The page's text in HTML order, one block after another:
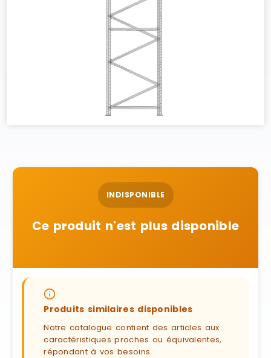
INDISPONIBLE
Ce produit n'est plus disponible
Produits similaires disponibles
Notre catalogue contient des articles aux
caractéristiques proches ou équivalentes,
répondant à vos besoins.